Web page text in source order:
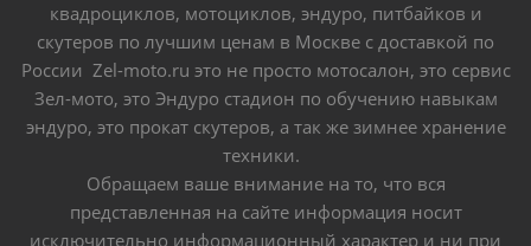
квадроциклов, мотоциклов, эндуро, питбайков и
скутеров по лучшим ценам в Москве с доставкой по
России Zel-moto.ru это не просто мотосалон, это сервис
Зел-мото, это Эндуро стадион по обучению навыкам
эндуро, это прокат скутеров, а так же зимнее хранение
техники.
Обращаем ваше внимание на то, что вся
представленная на сайте информация носит
исключительно информационный характер и ни при